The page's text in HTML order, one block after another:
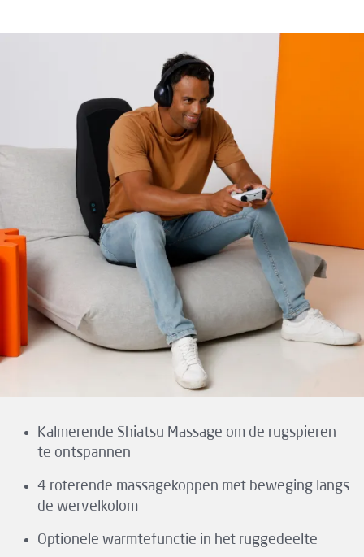
Kalmerende Shiatsu Massage om de rugspieren
te ontspannen
4 roterende massagekoppen met beweging langs
de wervelkolom
Optionele warmtefunctie in het ruggedeelte